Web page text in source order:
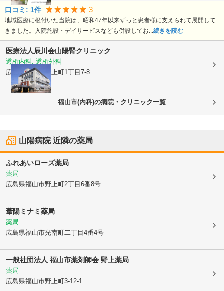
口コミ: 1件 3
地域医療に根付いた当院は、昭和47年以来ずっと患者様に支えられて展開して
きました。入院施設・デイサービスなども併設してお...続きを読む
医療法人辰川会山陽腎クリニック
透析内科, 透析外科
広島県福山市
野上町1丁目7-8
福山市(内科)の病院・クリニック一覧
山陽病院近隣の薬局
ふれあいローズ薬局
薬局
広島県福山市野上町2丁目6番8号
葦陽ミナミ薬局
薬局
広島県福山市光南町二丁目4番4号
一般社団法人 福山市薬剤師会 野上薬局
薬局
広島県福山市野上町3-12-1